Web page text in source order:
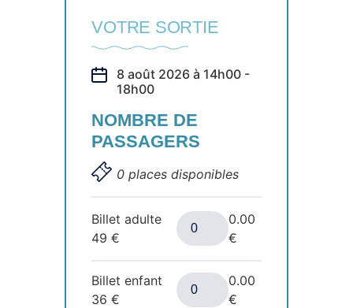
VOTRE SORTIE
8 août 2026 à 14h00 -
18h00
NOMBRE DE
PASSAGERS
0 places disponibles
Billet adulte
49€
0.00
€
Billet enfant
36€
0.00
€